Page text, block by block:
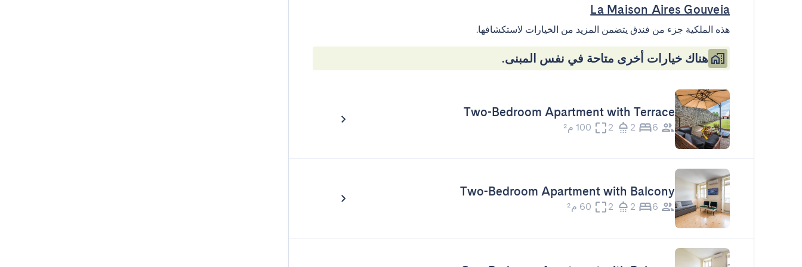
La Maison Aires Gouveia
هذه الملكية جزء من فندق يتضمن المزيد من الخيارات لاستكشافها.
هناك خيارات أخرى متاحة في نفس المبنى.
Two-Bedroom Apartment with Terrace
6
2
2 100 م²
Two-Bedroom Apartment with Balcony
6
2
2 60 م²